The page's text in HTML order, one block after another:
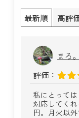
最新順 高評
まろ。
評価：
私にとって
対応してく
円。月火以外